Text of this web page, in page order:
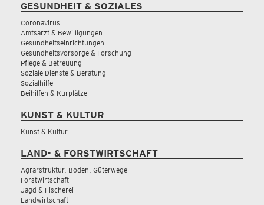
GESUNDHEIT & SOZIALES
Coronavirus
Amtsarzt & Bewilligungen
Gesundheitseinrichtungen
Gesundheitsvorsorge & Forschung
Pflege & Betreuung
Soziale Dienste & Beratung
Sozialhilfe
Beihilfen & Kurplätze
KUNST & KULTUR
Kunst & Kultur
LAND- & FORSTWIRTSCHAFT
Agrarstruktur, Boden, Güterwege
Forstwirtschaft
Jagd & Fischerei
Landwirtschaft